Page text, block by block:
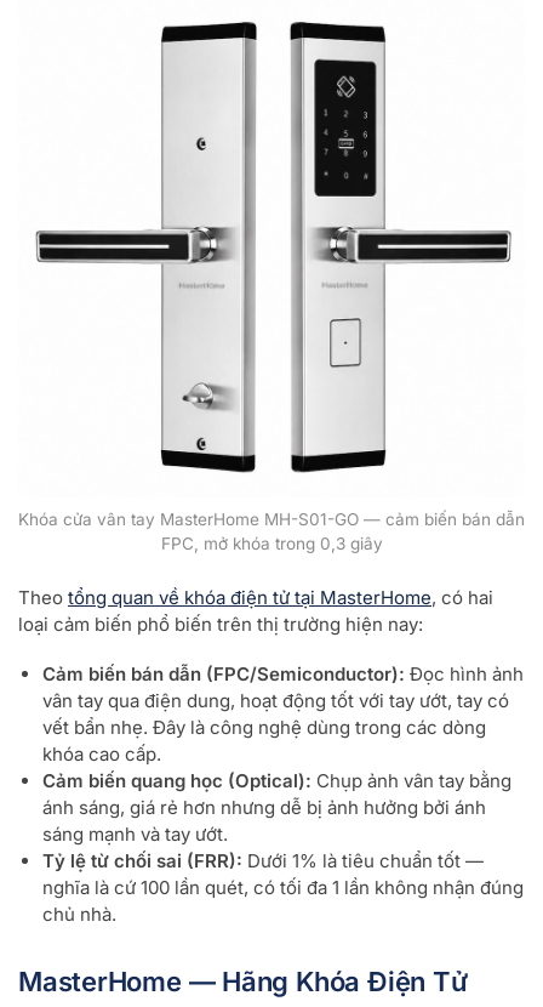
Khóa cửa vân tay MasterHome MH-S01-GO — cảm biến bán dẫn
FPC, mở khóa trong 0,3 giây
Theo tổng quan về khóa điện tử tại MasterHome, có hai
loại cảm biến phổ biến trên thị trường hiện nay:
Cảm biến bán dẫn (FPC/Semiconductor): Đọc hình ảnh
vân tay qua điện dung, hoạt động tốt với tay ướt, tay có
vết bẩn nhẹ. Đây là công nghệ dùng trong các dòng
khóa cao cấp.
Cảm biến quang học (Optical): Chụp ảnh vân tay bằng
ánh sáng, giá rẻ hơn nhưng dễ bị ảnh hưởng bởi ánh
sáng mạnh và tay ướt.
Tỷ lệ từ chối sai (FRR): Dưới 1% là tiêu chuẩn tốt —
nghĩa là cứ 100 lần quét, có tối đa 1 lần không nhận đúng
chủ nhà.
MasterHome — Hãng Khóa Điện Tử